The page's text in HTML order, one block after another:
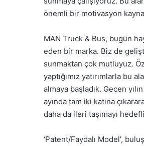
önemli bir motivasyon
MAN Truck & Bus, bugün
eden bir marka. Biz de
sunmaktan çok mutluyuz.
yaptığımız yatırımlarla
almaya başladık. Gecen
ayında tam iki katına
daha da ileri taşımayı
‘Patent/Faydalı Model’,